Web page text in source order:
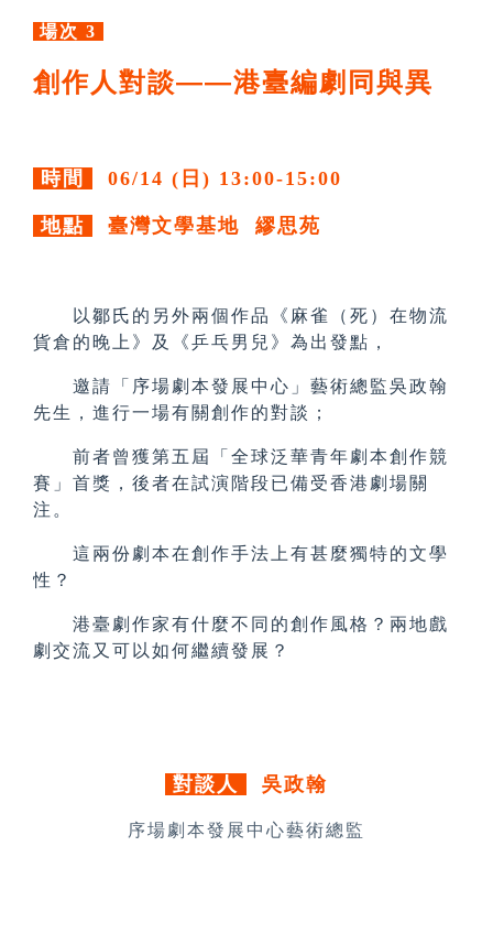
場次 3
創作人對談——港臺編劇同與異
時間 06/14 (日) 13:00-15:00
地點 臺灣文學基地 繆思苑
以鄒氏的另外兩個作品《麻雀（死）在物流
貨倉的晚上》及《乒乓男兒》為出發點，
邀請「序場劇本發展中心」藝術總監吳政翰
先生，進行一場有關創作的對談；
前者曾獲第五屆「全球泛華青年劇本創作競
賽」首獎， 後者在試演階段已備受香港劇場關
注。
這兩份劇本在創作手法上有甚麼獨特的文學
性？
港臺劇作家有什麼不同的創作風格？兩地戲
劇交流又可以如何繼續發展？
對談人 吳政翰
序場劇本發展中心藝術總監